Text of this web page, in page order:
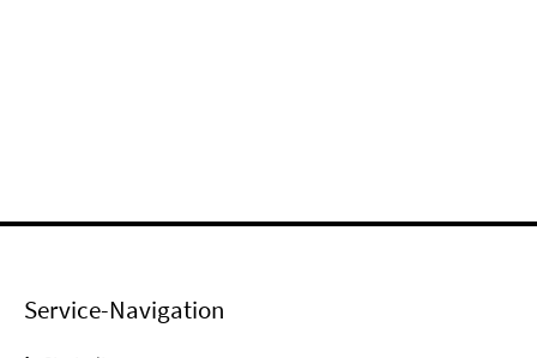
Service-Navigation